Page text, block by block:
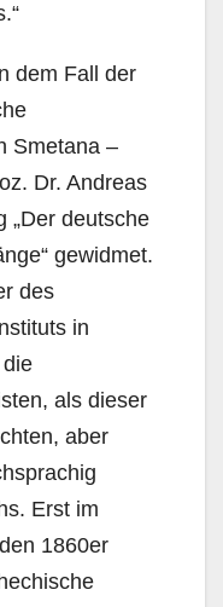
dem Fall der
Smetana –
Dr. Andreas
„Der deutsche
gewidmet.
des
in
als dieser
aber
Erst im
1860er